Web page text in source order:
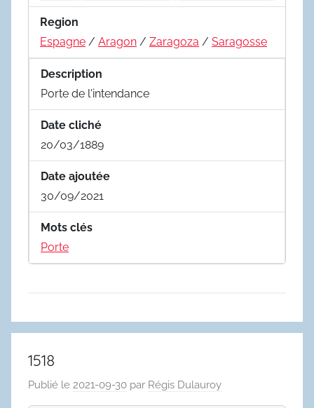
Region
Espagne / Aragon / Zaragoza / Saragosse
Description
Porte de l'intendance
Date cliché
20/03/1889
Date ajoutée
30/09/2021
Mots clés
Porte
1518
Publié le 2021-09-30 par Régis Dulauroy